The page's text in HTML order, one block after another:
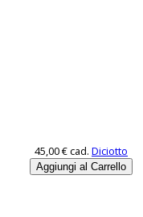
45,00 €cad. Diciotto